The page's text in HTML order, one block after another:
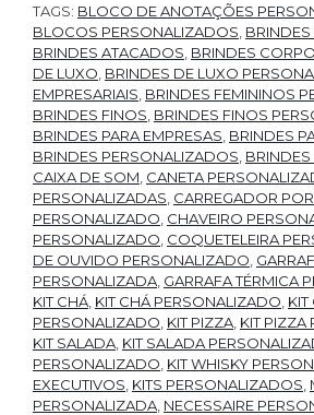
TAGS: BLOCO DE ANOTAÇÕES
BLOCOS PERSONALIZADOS
BRINDES ATACADOS BRINDES
DE LUXO BRINDES DE LUXO
EMPRESARIAIS BRINDES FEMININOS
BRINDES FINOS BRINDES FINOS
BRINDES PARA EMPRESAS BRINDES
BRINDES PERSONALIZADOS
CAIXA DE SOM CANETA
PERSONALIZADAS CARREGADOR
PERSONALIZADO CHAVEIRO
PERSONALIZADO COQUETELEIRA
DE OUVIDO PERSONALIZADO
PERSONALIZADA GARRAFA TÉRMICA
KIT CHÁ KIT CHÁ PERSONALIZADO
PERSONALIZADO KIT PIZZA KIT PIZZA
KIT SALADA KIT SALADA
PERSONALIZADO KIT WHISKY
EXECUTIVOS KITS PERSONALIZADOS
PERSONALIZADA NECESSAIRE